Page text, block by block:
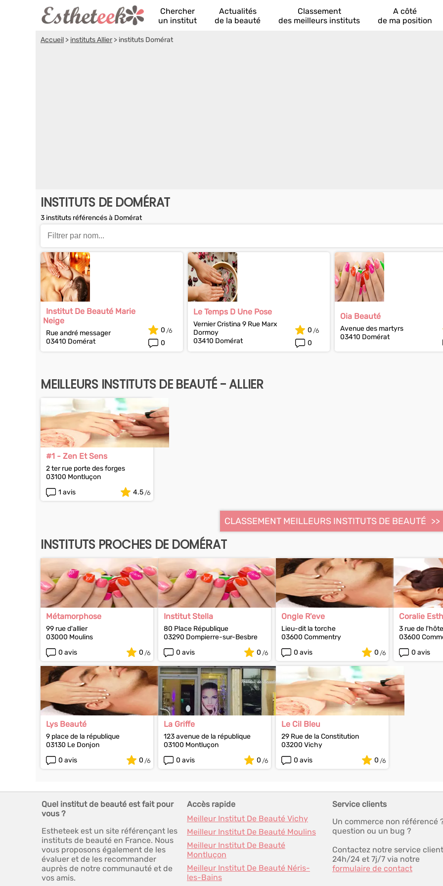
Chercher
un institut
Actualités
de la beauté
Classement
des meilleurs instituts
A côté
de ma position
Accueil > instituts Allier > instituts Domérat
INSTITUTS DE DOMÉRAT
3 instituts référencés à Domérat
Institut De Beauté Marie
Neige
Rue andré messager
03410 Domérat
0
0
Le Temps D Une Pose
Vernier Cristina 9 Rue Marx
Dormoy
03410 Domérat
0
0
Oia Beauté
Avenue des martyrs
03410 Domérat
MEILLEURS INSTITUTS DE BEAUTÉ - ALLIER
#1 - Zen Et Sens
2 ter rue porte des forges
03100 Montluçon
1 avis
4.5
CLASSEMENT MEILLEURS INSTITUTS DE BEAUTÉ
INSTITUTS PROCHES DE DOMÉRAT
Métamorphose
99 rue d'allier
03000 Moulins
0 avis
0
Institut Stella
80 Place République
03290 Dompierre-sur-Besbre
0 avis
0
Ongle R'eve
Lieu-dit la torche
03600 Commentry
0 avis
0
Coralie
3 rue de
03600
0 avis
Lys Beauté
9 place de la république
03130 Le Donjon
0 avis
0
La Griffe
123 avenue de la république
03100 Montluçon
0 avis
0
Le Cil Bleu
29 Rue de la Constitution
03200 Vichy
0 avis
0
Quel institut de beauté est fait pour
vous ?
Estheteek est un site référençant les
instituts de beauté en France. Nous
vous proposons également de les
évaluer et de les recommander
auprès de notre communauté et de
vos amis.
Accès rapide
Meilleur Institut De Beauté Vichy
Meilleur Institut De Beauté Moulins
Meilleur Institut De Beauté
Montluçon
Meilleur Institut De Beauté Néris-
les-Bains
Service clients
Un commerce non référencé
question ou un bug ?
Contactez notre service client
24h/24 et 7j/7 via notre
formulaire de contact